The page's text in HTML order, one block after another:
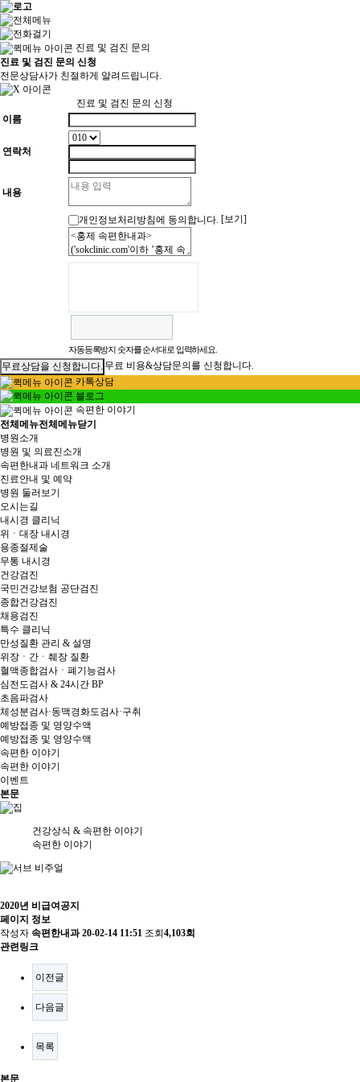
진료 및 검진 문의
진료 및 검진 문의 신청
전문상담사가 친절하게 알려드립니다.
진료 및 검진 문의 신청
이름
연락처
내용
개인정보처리방침에 동의합니다. [보기]
자동등록방지 숫자를 순서대로 입력하세요.
무료 비용&상담문의를 신청합니다.
카톡상담
블로그
속편한 이야기
전체메뉴전체메뉴닫기
병원소개
병원 및 의료진소개
속편한내과 네트워크 소개
진료안내 및 예약
병원 둘러보기
오시는길
내시경 클리닉
위ㆍ대장 내시경
용종절제술
무통 내시경
건강검진
국민건강보험 공단검진
종합건강검진
채용검진
특수 클리닉
만성질환 관리 & 설명
위장ㆍ간ㆍ췌장 질환
혈액종합검사ㆍ폐기능검사
심전도검사 & 24시간 BP
초음파검사
체성분검사·동맥경화도검사·구취
예방접종 및 영양수액
예방접종 및 영양수액
속편한 이야기
속편한 이야기
이벤트
본문
건강상식 & 속편한 이야기
속편한 이야기
2020년 비급여공지
페이지 정보
작성자 속편한내과 20-02-14 11:51 조회 4,103회
관련링크
이전글
다음글
목록
본문